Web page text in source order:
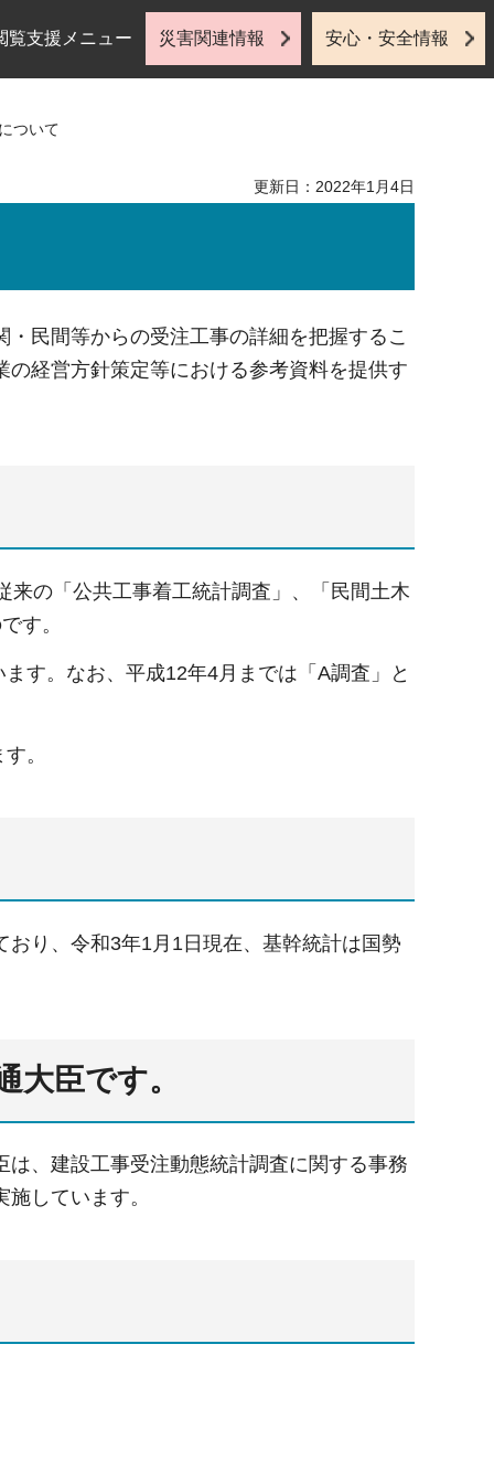
覧支援メニュー 災害関連情報 安心・安全情報
ついて
更新日：2022年1月4日
民間等からの受注工事の詳細を把握するこ
経営方針策定等における参考資料を提供す
の「公共工事着工統計調査」、「民間土木
す。
す。なお、平成12年4月までは「A調査」と
。
り、令和3年1月1日現在、基幹統計は国勢
大臣です。
、建設工事受注動態統計調査に関する事務
しています。